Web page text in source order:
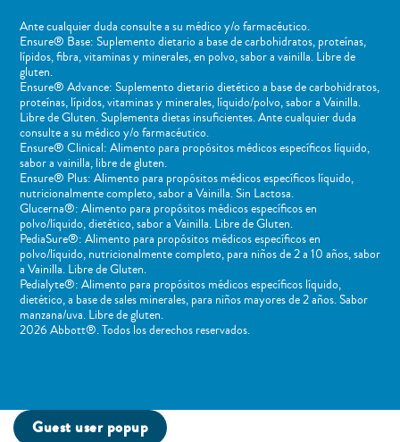
Ante cualquier duda consulte a su médico y/o farmacéutico.
Ensure® Base: Suplemento dietario a base de carbohidratos, proteínas,
lípidos, fibra, vitaminas y minerales, en polvo, sabor a vainilla. Libre de
gluten.
Ensure® Advance: Suplemento dietario dietético a base de carbohidratos,
proteínas, lípidos, vitaminas y minerales, líquido/polvo, sabor a Vainilla.
Libre de Gluten. Suplementa dietas insuficientes. Ante cualquier duda
consulte a su médico y/o farmacéutico.
Ensure® Clinical: Alimento para propósitos médicos específicos líquido,
sabor a vainilla, libre de gluten.
Ensure® Plus: Alimento para propósitos médicos específicos líquido,
nutricionalmente completo, sabor a Vainilla. Sin Lactosa.
Glucerna®: Alimento para propósitos médicos específicos en
polvo/líquido, dietético, sabor a Vainilla. Libre de Gluten.
PediaSure®: Alimento para propósitos médicos específicos en
polvo/líquido, nutricionalmente completo, para niños de 2 a 10 años, sabor
a Vainilla. Libre de Gluten.
Pedialyte®: Alimento para propósitos médicos específicos líquido,
dietético, a base de sales minerales, para niños mayores de 2 años. Sabor
manzana/uva. Libre de gluten.
2026 Abbott®. Todos los derechos reservados.
Guest user popup